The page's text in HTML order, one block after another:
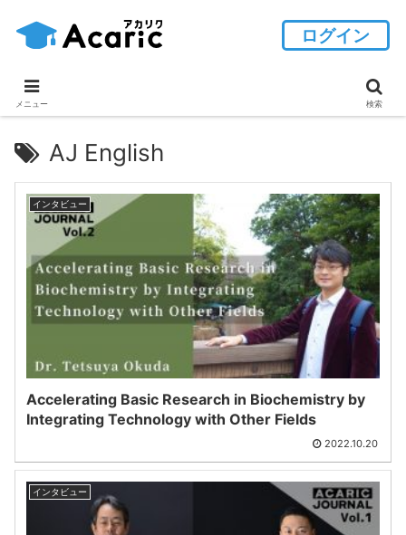
AJ English
インタビュー
Accelerating Basic Research in Biochemistry by
Integrating Technology with Other Fields
2022.10.20
インタビュー
ログイン
メニュー 検索